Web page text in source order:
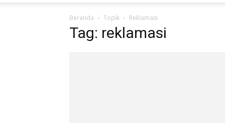
Beranda Topik Reklamasi
Tag: reklamasi